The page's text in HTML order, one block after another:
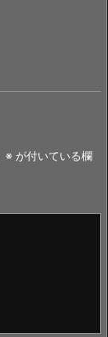
※ が付いている欄